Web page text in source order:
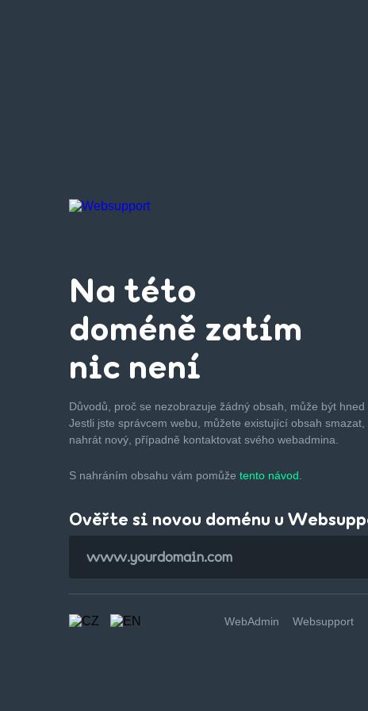
Na této
doméně zatím
nic není
Důvodů, proč se nezobrazuje žádný obsah, může být hned
Jestli jste správcem webu, můžete existující obsah smazat,
nahrát nový, případně kontaktovat svého webadmina.
S nahráním obsahu vám pomůže tento návod.
Ověřte si novou doménu u
WebAdmin Websupport